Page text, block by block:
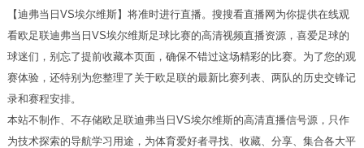
【迪弗当日VS埃尔维斯】将准时进行直播。搜搜看直播网为你提供在线观
看欧足联迪弗当日VS埃尔维斯足球比赛的高清视频直播资源，喜爱足球的
球迷们，别忘了提前收藏本页面，确保不错过这场精彩的比赛。为了您的观
赛体验，还特别为您整理了关于欧足联的最新比赛列表、两队的历史交锋记
录和赛程安排。
本站不制作、不存储欧足联迪弗当日VS埃尔维斯的高清直播信号源，只作
为技术探索的导航学习用途，为体育爱好者寻找、收藏、分享、集合各大平